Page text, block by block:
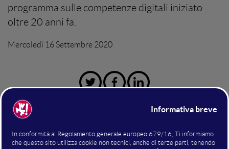
programma sulle competenze digitali iniziato
oltre 20 anni fa.
Mercoledì 16 Settembre 2020